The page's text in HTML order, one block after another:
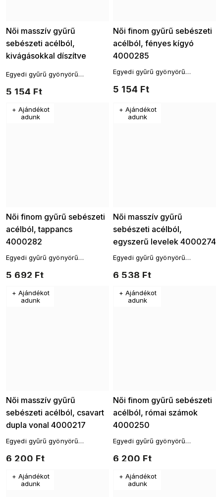
Női masszív gyűrű
sebészeti acélból,
kivágásokkal díszítve
5 154 Ft
Egyedi gyűrű gyönyörű
bármilyen öltözék
Női finom gyűrű sebészeti
acélból, fényes kígyó
4000285
5 154 Ft
Egyedi gyűrű gyönyörű
bármilyen öltözék
+ Ajándékot
adunk
Női finom gyűrű sebészeti
acélból, tappancs
4000282
5 692 Ft
Egyedi gyűrű gyönyörű
bármilyen öltözék
+ Ajándékot
adunk
Női masszív gyűrű
sebészeti acélból,
egyszerű levelek 4000274
6 538 Ft
Egyedi gyűrű gyönyörű
bármilyen öltözék
+ Ajándékot
adunk
Női masszív gyűrű
sebészeti acélból, csavart
dupla vonal 4000217
6 200 Ft
Egyedi gyűrű gyönyörű
bármilyen öltözék
+ Ajándékot
adunk
Női finom gyűrű sebészeti
acélból, római számok
4000250
6 200 Ft
Egyedi gyűrű gyönyörű
bármilyen öltözék
+ Ajándékot
adunk
+ Ajándékot
adunk